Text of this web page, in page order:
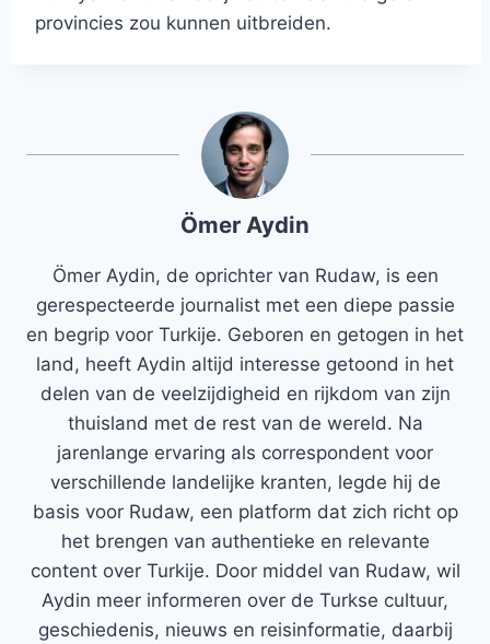
provincies zou kunnen uitbreiden.
Ömer Aydin
Ömer Aydin, de oprichter van Rudaw, is een
gerespecteerde journalist met een diepe passie
en begrip voor Turkije. Geboren en getogen in het
land, heeft Aydin altijd interesse getoond in het
delen van de veelzijdigheid en rijkdom van zijn
thuisland met de rest van de wereld. Na
jarenlange ervaring als correspondent voor
verschillende landelijke kranten, legde hij de
basis voor Rudaw, een platform dat zich richt op
het brengen van authentieke en relevante
content over Turkije. Door middel van Rudaw, wil
Aydin meer informeren over de Turkse cultuur,
geschiedenis, nieuws en reisinformatie, daarbij